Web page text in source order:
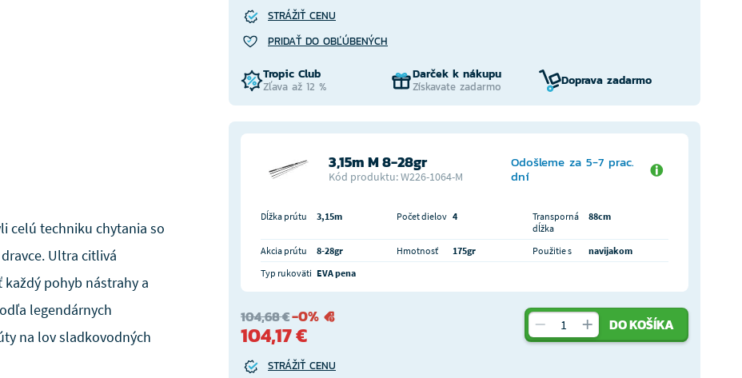
celú techniku chytania so
Ultra citlivá
pohyb nástrahy a
legendárnych
na lov sladkovodných
STRÁŽIŤ CENU
PRIDAŤ DO OBĽÚBENÝCH
Tropic Club
Zľava až 12 %
Darček k nákupu
Získavate zadarmo Doprava zadarmo
3,15m M 8-28gr
Kód produktu: W226-1064-M
Odošleme za 5-7 prac.
dní
Dĺžka prútu 3,15m Počet dielov 4
Transporná
dĺžka
88cm
Akcia prútu 8-28gr Hmotnosť 175gr Použitie s
navijakom
Typ rukoväti EVA pena
104,68 €-0%
104,17 € DO KOŠÍKA
STRÁŽIŤ CENU